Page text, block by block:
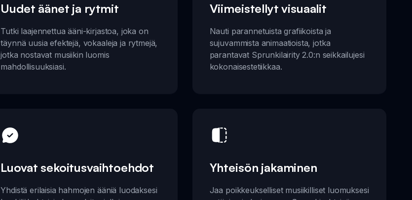
Uudet äänet ja rytmit
Tutki laajennettua ääni-kirjastoa, joka on
täynnä uusia efektejä, vokaaleja ja rytmejä,
jotka nostavat musiikin luomis
mahdollisuuksiasi.
Viimeistellyt visuaalit
Nauti parannetuista grafiikoista ja
sujuvammista animaatioista, jotka
parantavat Sprunkilairity 2.0:n seikkailujesi
kokonaisestetiikkaa.
Luovat sekoitusvaihtoehdot
Yhdistä erilaisia hahmojen ääniä luodaksesi
Yhteisön jakaminen
Jaa poikkeukselliset musiikilliset luomuksesi